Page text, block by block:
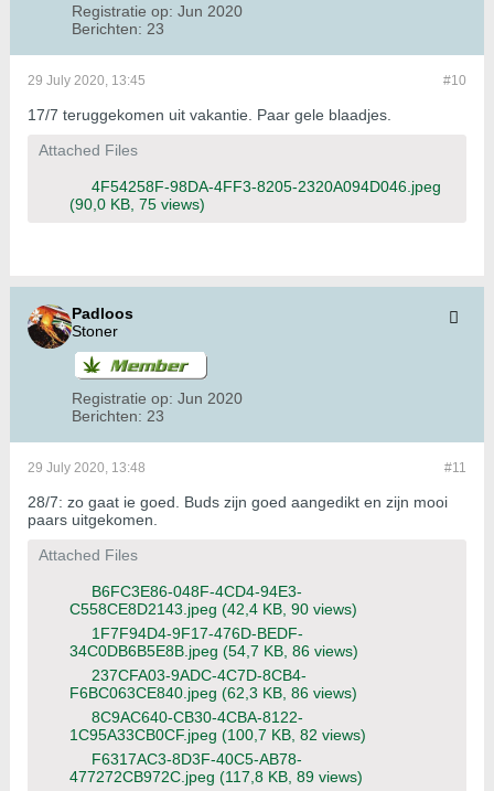
Registratie op: Jun 2020
Berichten: 23
#10
29 July 2020, 13:45
17/7 teruggekomen uit vakantie. Paar gele blaadjes.
Attached Files
4F54258F-98DA-4FF3-8205-2320A094D046.jpeg
(90,0 KB, 75 views)
Padloos
Stoner
Registratie op: Jun 2020
Berichten: 23
#11
29 July 2020, 13:48
28/7: zo gaat ie goed. Buds zijn goed aangedikt en zijn mooi
paars uitgekomen.
Attached Files
B6FC3E86-048F-4CD4-94E3-
C558CE8D2143.jpeg (42,4 KB, 90 views)
1F7F94D4-9F17-476D-BEDF-
34C0DB6B5E8B.jpeg (54,7 KB, 86 views)
237CFA03-9ADC-4C7D-8CB4-
F6BC063CE840.jpeg (62,3 KB, 86 views)
8C9AC640-CB30-4CBA-8122-
1C95A33CB0CF.jpeg (100,7 KB, 82 views)
F6317AC3-8D3F-40C5-AB78-
477272CB972C.jpeg (117,8 KB, 89 views)